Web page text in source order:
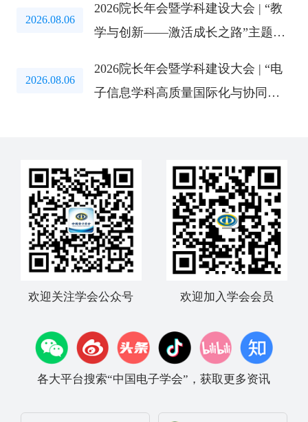
2026.08.06
2026院长年会暨学科建设大会 | “教
学与创新——激活成长之路”主题教
2026.08.06
2026院长年会暨学科建设大会 | “电
子信息学科高质量国际化与协同创
欢迎关注学会公众号 欢迎加入学会会员
各大平台搜索“中国电子学会”，获取更多资讯